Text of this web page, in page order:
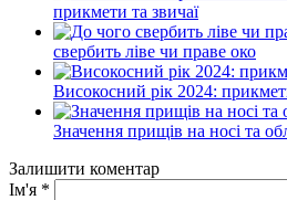
прикмети та звичаї
свербить ліве чи праве око
Високосний рік 2024:
Значення прищів на носі та
Залишити коментар
Ім'я *